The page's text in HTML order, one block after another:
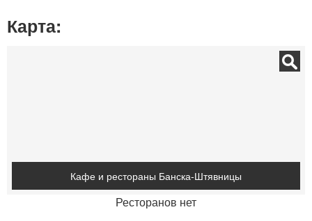
Карта:
Кафе и рестораны Банска-Штявницы
Ресторанов нет